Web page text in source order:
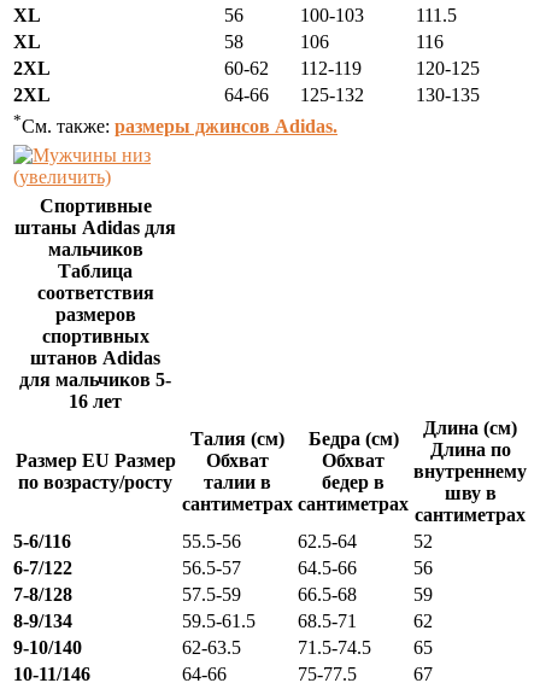
XL
56 100-103
111.5
XL
58 106
116
2XL
60-62 112-119
120-125
2XL
64-66 125-132 130-135
*См. также: размеры джинсов Adidas.
(увеличить)
Спортивные
штаны Adidas для
мальчиков
Таблица
соответствия
размеров
спортивных
штанов Adidas
для мальчиков 5-
16 лет
Размер EU Размер
по возрасту/росту
Талия (см)
Обхват
талии в
сантиметрах
Бедра (см)
Обхват
бедер в
сантиметрах
Длина (см)
Длина по
внутреннему
шву в
сантиметрах
5-6/116
55.5-56 62.5-64
52
6-7/122
56.5-57 64.5-66
56
7-8/128
57.5-59 66.5-68
59
8-9/134
59.5-61.5 68.5-71
62
9-10/140
62-63.5 71.5-74.5
65
10-11/146
64-66 75-77.5
67